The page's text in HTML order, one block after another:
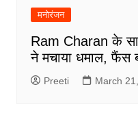
मनोरंजन
Ram Charan के
ने मचाया धमाल, फैंस
Preeti March